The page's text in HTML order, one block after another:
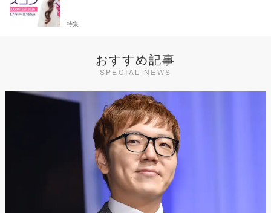
特集
おすすめ記事
SPECIAL NEWS